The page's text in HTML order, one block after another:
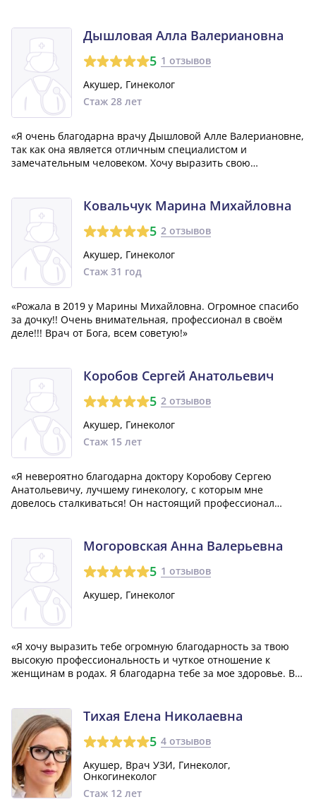
Дышловая Алла Валериановна
5 1 отзывов
Акушер, Гинеколог
Стаж 28 лет
«Я очень благодарна врачу Дышловой Алле Валериановне,
так как она является отличным специалистом и
замечательным человеком. Хочу выразить свою
Ковальчук Марина Михайловна
5 2 отзывов
Акушер, Гинеколог
Стаж 31 год
«Рожала в 2019 у Марины Михайловна. Огромное спасибо
за дочку!! Очень внимательная, профессионал в своём
деле!!! Врач от Бога, всем советую!»
Коробов Сергей Анатольевич
5 2 отзывов
Акушер, Гинеколог
Стаж 15 лет
«Я невероятно благодарна доктору Коробову Сергею
Анатольевичу, лучшему гинекологу, с которым мне
довелось сталкиваться! Он настоящий профессионал
популярен среди пациенток благодаря свои...»
Могоровская Анна Валерьевна
5 1 отзывов
Акушер, Гинеколог
«Я хочу выразить тебе огромную благодарность за твою
высокую профессиональность и чуткое отношение к
женщинам в родах. Я благодарна тебе за мое здоровье. В
Огромное тебе спасибо! Когда...»
Тихая Елена Николаевна
5 4 отзывов
Акушер, Врач УЗИ, Гинеколог,
Онкогинеколог
Стаж 12 лет